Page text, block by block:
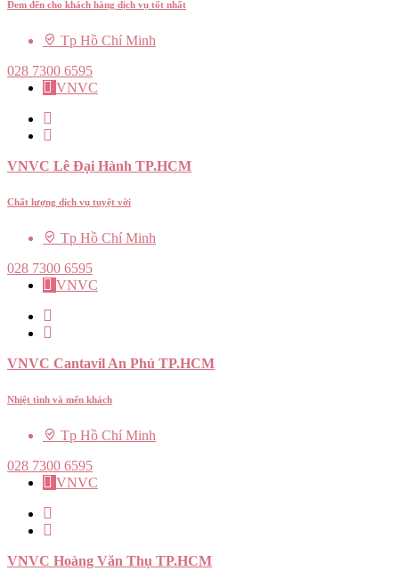
Đem đến cho khách hàng dịch vụ tốt nhất
Tp Hồ Chí Minh
028 7300 6595
VNVC
VNVC Lê Đại Hành TP.HCM
Chất lượng dịch vụ tuyệt vời
Tp Hồ Chí Minh
028 7300 6595
VNVC
VNVC Cantavil An Phú TP.HCM
Nhiệt tình và mến khách
Tp Hồ Chí Minh
028 7300 6595
VNVC
VNVC Hoàng Văn Thụ TP.HCM